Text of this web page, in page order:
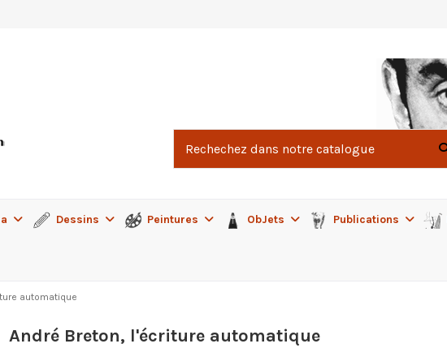
Dessins Peintures ObJets Publications
automatique
André Breton, l'écriture automatique